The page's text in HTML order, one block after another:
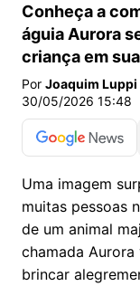
Conheça a
águia Aurora
criança em
Por Joaquim Luppi
30/05/2026 15:48
Uma imagem
muitas pessoas
de um animal
chamada
brincar